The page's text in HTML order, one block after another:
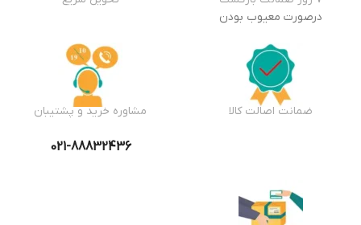
درصورت معیوب بودن
ضمانت اصالت کالا مشاوره خرید و پشتیبان
021-88832436